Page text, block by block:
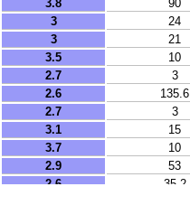
3.8
90
3
24
3
21
3.5
10
2.7
3
2.6
135.6
2.7
3
3.1
15
3.7
10
2.9
53
2.6
35.2